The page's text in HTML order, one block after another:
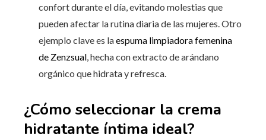
confort durante el día, evitando molestias que
pueden afectar la rutina diaria de las mujeres. Otro
ejemplo clave es laespuma limpiadora femenina
de Zenzsual , hecha con extracto de arándano
orgánico que hidrata y refresca.
¿Cómo seleccionar la crema
hidratante íntima ideal?